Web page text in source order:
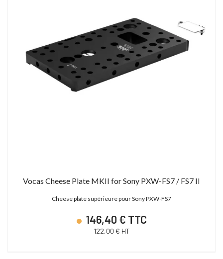
Vocas Cheese Plate MKII for Sony PXW-FS7 / FS7 II
Cheese plate supérieure pour Sony PXW-FS7
146,40 € TTC
122,00 € HT